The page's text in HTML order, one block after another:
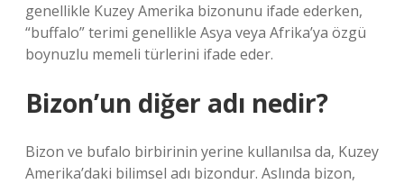
genellikle Kuzey Amerika bizonunu ifade ederken,
“buffalo” terimi genellikle Asya veya Afrika’ya özgü
boynuzlu memeli türlerini ifade eder.
Bizon’un diğer adı nedir?
Bizon ve bufalo birbirinin yerine kullanılsa da, Kuzey
Amerika’daki bilimsel adı bizondur. Aslında bizon,